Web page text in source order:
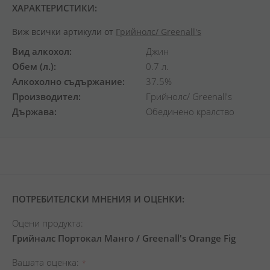
ХАРАКТЕРИСТИКИ:
Виж всички артикули от Грийнолс/ Greenall's
Вид алкохол
Джин
Обем (л.)
0.7 л.
Алкохолно съдържание
37.5%
Производител
Грийнолс/ Greenall's
Държава
Обединено кралство
ПОТРЕБИТЕЛСКИ МНЕНИЯ И ОЦЕНКИ:
Оцени продукта:
Грийналс Портокал Манго / Greenall's Orange Fig
Вашата оценка